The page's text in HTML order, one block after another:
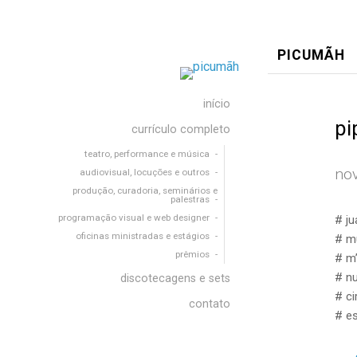
início
currículo completo
teatro, performance e música
audiovisual, locuções e outros
produção, curadoria, seminários e
palestras
programação visual e web designer
oficinas ministradas e estágios
prêmios
discotecagens e sets
contato
PICUMÃH
#
#
#
#
#
#